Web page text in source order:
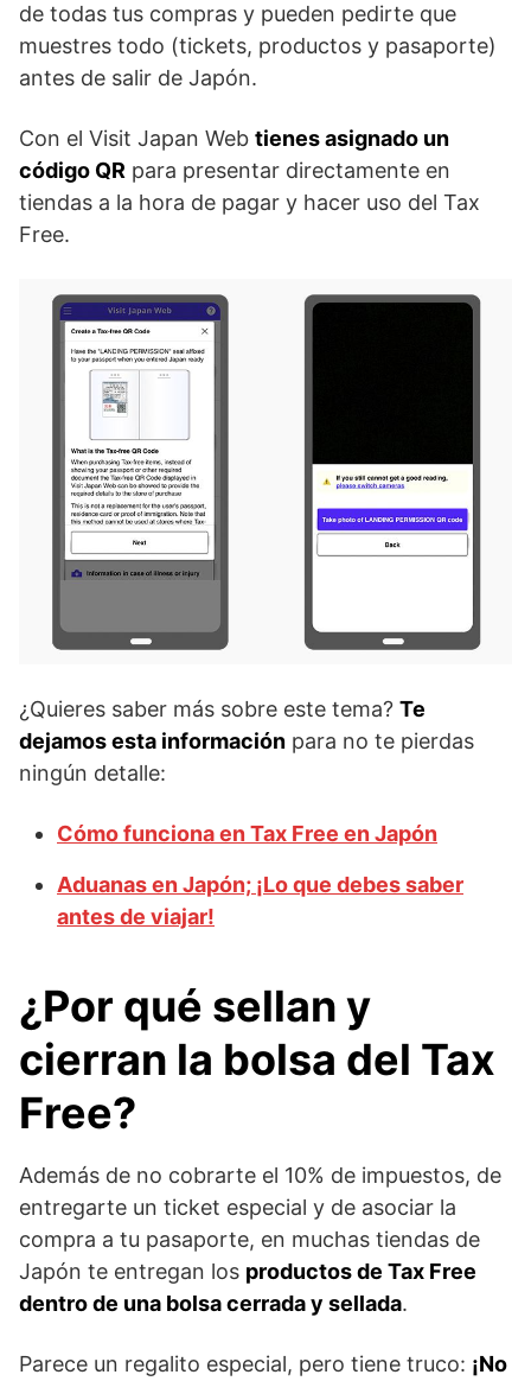
de todas tus compras y pueden pedirte que
muestres todo (tickets, productos y pasaporte)
antes de salir de Japón.
Con el Visit Japan Web tienes asignado un
código QR para presentar directamente en
tiendas a la hora de pagar y hacer uso del Tax
Free.
¿Quieres saber más sobre este tema? Te
dejamos esta información para no te pierdas
ningún detalle:
Cómo funciona en Tax Free en Japón
Aduanas en Japón; ¡Lo que debes saber
antes de viajar!
¿Por qué sellan y
cierran la bolsa del Tax
Free?
Además de no cobrarte el 10% de impuestos, de
entregarte un ticket especial y de asociar la
compra a tu pasaporte, en muchas tiendas de
Japón te entregan los productos de Tax Free
dentro de una bolsa cerrada y sellada.
Parece un regalito especial, pero tiene truco: ¡No